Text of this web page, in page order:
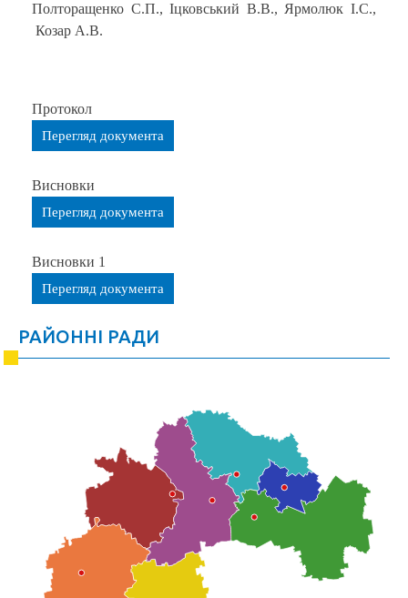
Полторащенко С.П., Іцковський В.В., Ярмолюк І.С.,
Козар А.В.
Протокол
Перегляд документа
Висновки
Перегляд документа
Висновки 1
Перегляд документа
РАЙОННІ РАДИ